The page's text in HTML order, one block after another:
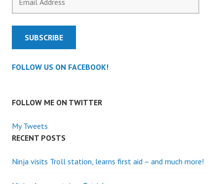
Address
SUBSCRIBE
FOLLOW US ON FACEBOOK!
FOLLOW ME ON TWITTER
My Tweets
RECENT POSTS
Ninja visits Troll station, learns first aid – and much more!